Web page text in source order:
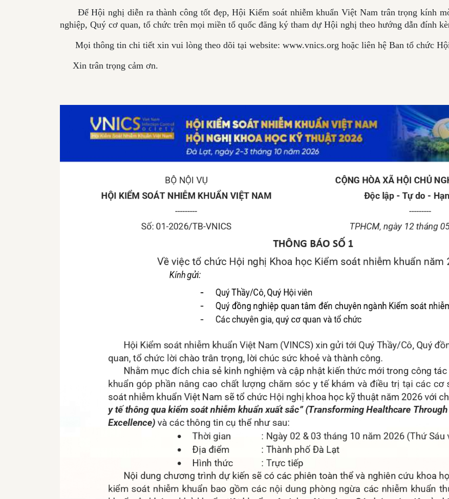
Để Hội nghị diễn ra thành công tốt đẹp, Hội Kiểm soát nhiễm khuẩn Việt Nam trân trọng kính
nghiệp, Quý cơ quan, tổ chức trên mọi miền tổ quốc đăng ký tham dự Hội nghị theo hướng dẫn đính
Mọi thông tin chi tiết xin vui lòng theo dõi tại website: www.vnics.org hoặc liên hệ Ban tổ chức
Xin trân trọng cảm ơn.